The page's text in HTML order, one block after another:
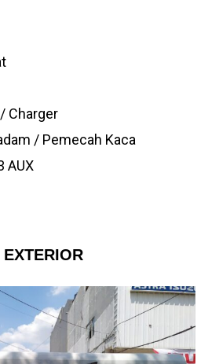
Charger
/ Pemecah Kaca
AUX
EXTERIOR